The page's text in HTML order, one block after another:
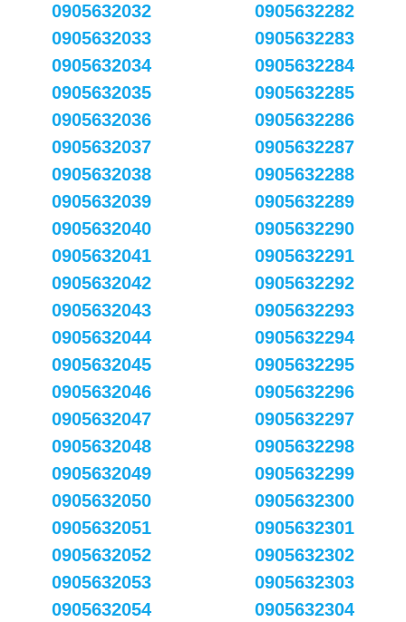
0905632032
0905632033
0905632034
0905632035
0905632036
0905632037
0905632038
0905632039
0905632040
0905632041
0905632042
0905632043
0905632044
0905632045
0905632046
0905632047
0905632048
0905632049
0905632050
0905632051
0905632052
0905632053
0905632054
0905632282
0905632283
0905632284
0905632285
0905632286
0905632287
0905632288
0905632289
0905632290
0905632291
0905632292
0905632293
0905632294
0905632295
0905632296
0905632297
0905632298
0905632299
0905632300
0905632301
0905632302
0905632303
0905632304